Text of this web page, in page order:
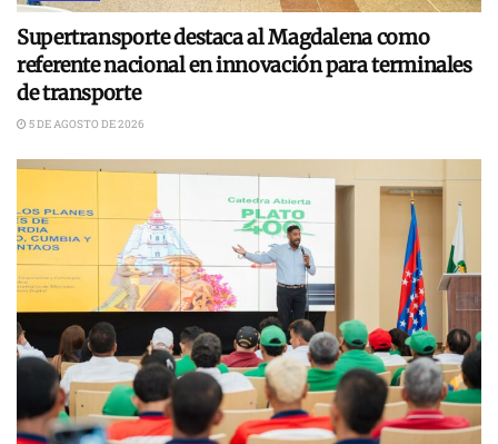
Supertransporte destaca al Magdalena como
referente nacional en innovación para terminales
de transporte
5 DE AGOSTO DE 2026